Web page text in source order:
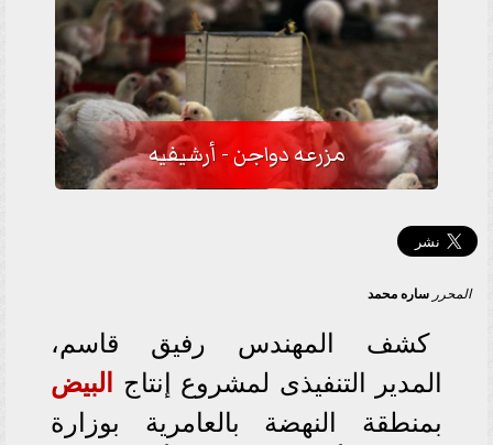
مزرعه دواجن - أرشيفيه
المحرر ساره محمد
كشف المهندس رفيق قاسم،
المدير التنفيذى لمشروع إنتاج
البيض
بمنطقة النهضة بالعامرية بوزارة